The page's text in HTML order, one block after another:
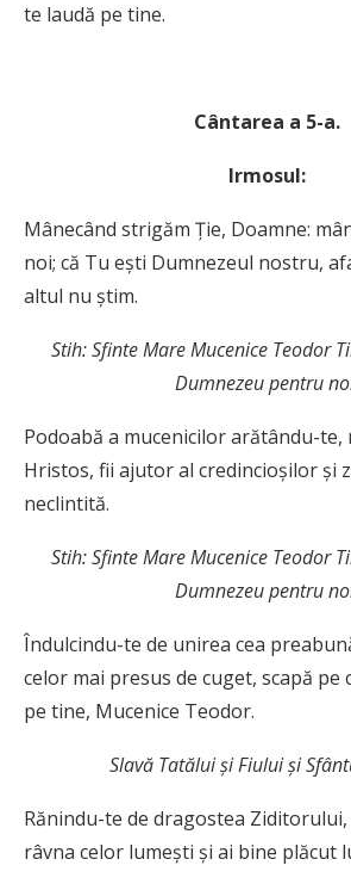
te laudă pe tine.
Cântarea a 5-a.
Irmosul:
Mânecând strigăm Ţie, Doamne:
noi; că Tu eşti Dumnezeul nostru,
altul nu ştim.
Stih: Sfinte Mare Mucenice Teodor
Dumnezeu pentru
Podoabă a mucenicilor arătându-te,
Hristos, fii ajutor al credincioşilor şi
neclintită.
Stih: Sfinte Mare Mucenice Teodor
Dumnezeu pentru
Îndulcindu-te de unirea cea
celor mai presus de cuget, scapă pe
pe tine, Mucenice Teodor.
Slavă Tatălui şi Fiului şi
Rănindu-te de dragostea
râvna celor lumeşti şi ai bine plăcut